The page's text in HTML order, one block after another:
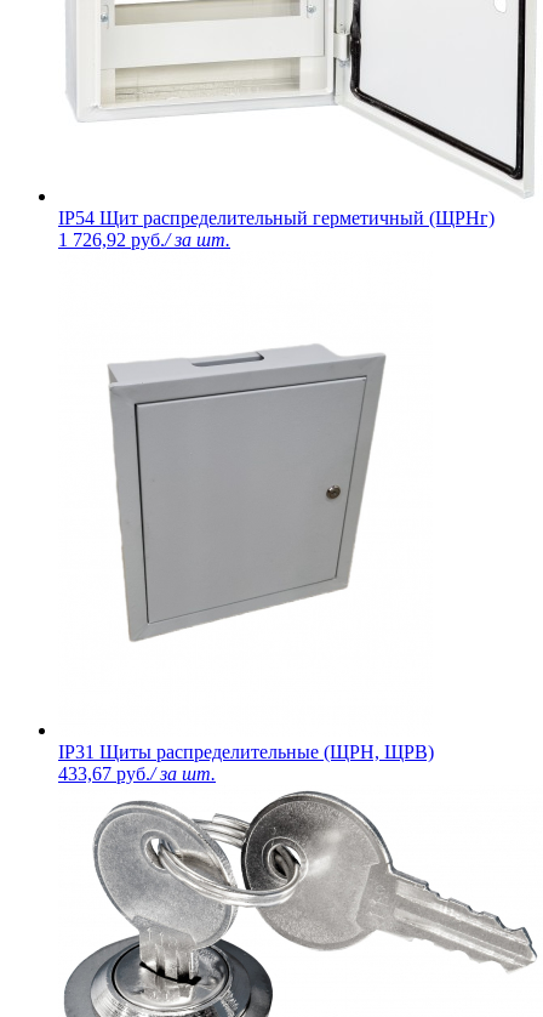
IP54 Щит распределительный герметичный (ЩРНг)
1 726,92 руб./ за шт.
IP31 Щиты распределительные (ЩРН, ЩРВ)
433,67 руб./ за шт.